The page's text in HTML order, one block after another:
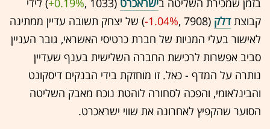
בזמן שמכירת השליטה בישראכרט (1033 ,‎
+0.19%‏) לידי
קבוצתדלק (7908 ,‎
-1.04%‏) של יצחק תשובה עדיין ממתינה
לאישור בעלי המניות של חברת כרטיסי האשראי, גובר העניין
סביב אפשרות לרכישת החברה השלישית בענף שעדיין
נותרה על המדף - כאל. זו מוחזקת בידי הבנקים דיסקונט
והבינלאומי, והפכה לסחורה לוהטת נוכח מאבק השליטה
הסוער שהקפיץ לאחרונה את שווי ישראכרט.